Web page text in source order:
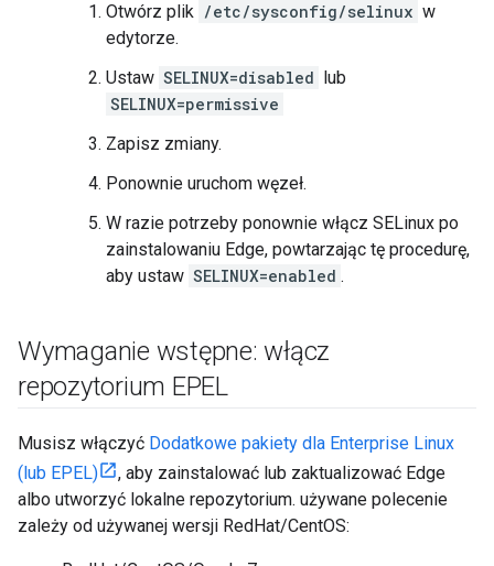
Otwórz plik /etc/sysconfig/selinux w
edytorze.
Ustaw SELINUX=disabled lub
SELINUX=permissive
Zapisz zmiany.
Ponownie uruchom węzeł.
W razie potrzeby ponownie włącz SELinux po
zainstalowaniu Edge, powtarzając tę procedurę,
aby ustaw SELINUX=enabled .
Wymaganie wstępne: włącz
repozytorium EPEL
Musisz włączyć Dodatkowe pakiety dla Enterprise Linux
(lub EPEL)
, aby zainstalować lub zaktualizować Edge
albo utworzyć lokalne repozytorium. używane polecenie
zależy od używanej wersji RedHat/CentOS: